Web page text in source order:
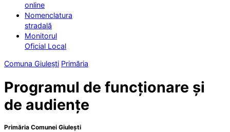
online
Nomenclatura
stradală
Monitorul
Oficial Local
Comuna Giulești Primăria
Programul de funcționare și
de audiențe
Primăria Comunei Giulești